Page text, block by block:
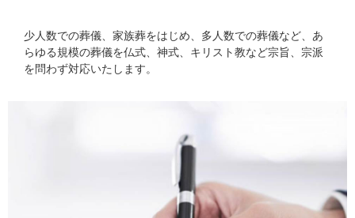
少人数での葬儀、家族葬をはじめ、多人数での葬儀など、あ
らゆる規模の葬儀を仏式、神式、キリスト教など宗旨、宗派
を問わず対応いたします。